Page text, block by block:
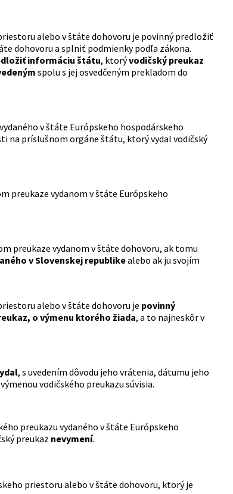
alebo v štáte dohovoru je povinný predložiť
dohovoru a splniť podmienky podľa zákona.
informáciu štátu, ktorývodičský preukaz
spolu s jej osvedčeným prekladom do
v štáte Európskeho hospodárskeho
na príslušnom orgáne štátu, ktorý vydal vodičský
preukaze vydanom v štáte Európskeho
preukaze vydanom v štáte dohovoru, ak tomu
v Slovenskej republikealebo ak ju svojím
alebo v štáte dohovoru je povinný
o výmenu ktorého žiada, a to najneskôr v
, s uvedením dôvodu jeho vrátenia, dátumu jeho
vodičského preukazu súvisia.
preukazu vydaného v štáte Európskeho
preukaz nevymení.
priestoru alebo v štáte dohovoru, ktorý je